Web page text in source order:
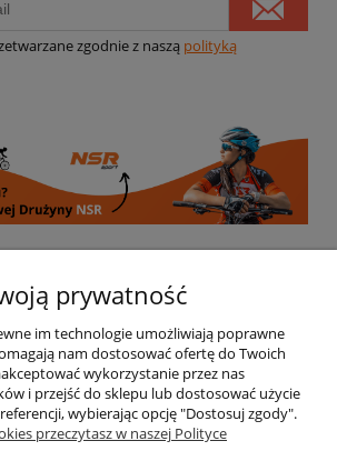
zgodnie z naszą polityką
Informacje
Moje konto
Płatności i dostawa
prywatność
im technologie umożliwiają poprawne
nam dostosować ofertę do Twoich
wykorzystanie przez nas
i przejść do sklepu lub dostosować użycie
wybierając opcję "Dostosuj zgody".
przeczytasz w naszej Polityce